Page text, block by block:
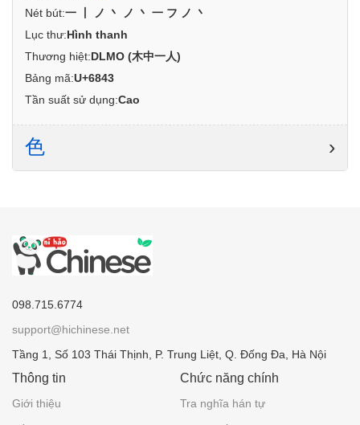
Nét bút:一丨ノ丶ノ丶一フノ丶
Lục thư:Hình thanh
Thương hiệt:DLMO (木中一人)
Bảng mã:U+6843
Tần suất sử dụng:Cao
色 ›
098.715.6774
support@hichinese.net
Tầng 1, Số 103 Thái Thịnh, P. Trung Liệt, Q. Đống Đa, Hà Nội
Thông tin
Giới thiệu
Chức năng chính
Tra nghĩa hán tự